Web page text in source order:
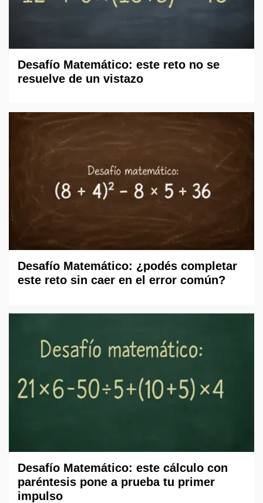
Desafío Matemático: este reto no se
resuelve de un vistazo
Desafío Matemático: ¿podés completar
este reto sin caer en el error común?
Desafío Matemático: este cálculo con
paréntesis pone a prueba tu primer
impulso